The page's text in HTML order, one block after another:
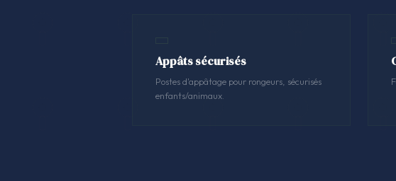
Appâts sécurisés
Postes d'appâtage pour rongeurs, sécurisés
enfants/animaux.